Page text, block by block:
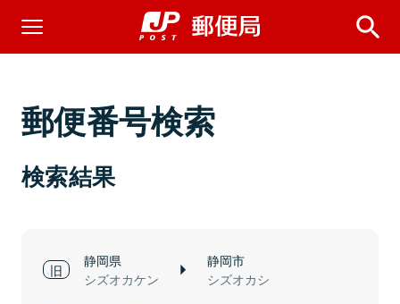
郵便番号検索
検索結果
静岡県
シズオカケン
静岡市
シズオカシ